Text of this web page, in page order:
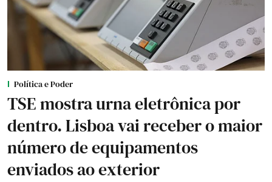
Política e Poder
TSE mostra urna eletrônica por
dentro. Lisboa vai receber o maior
número de equipamentos
enviados ao exterior